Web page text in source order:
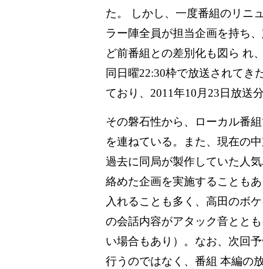
た。 しかし、一度番組のリニ
ラー陣全員が担当企画を持ち
ど前番組との差別化も図ら れ
同日曜22:30枠で放送されてき
ており、2011年10月23日放送
その磐石性から、ローカル番
を連ねている。また、現在の
過去に同局が製作していた人
絡めた企画を実施することも
入れることも多く、高田のボ
の会話内容がアタック音とと
い場合もあり）。なお、次回
行うのではなく、番組 本編の